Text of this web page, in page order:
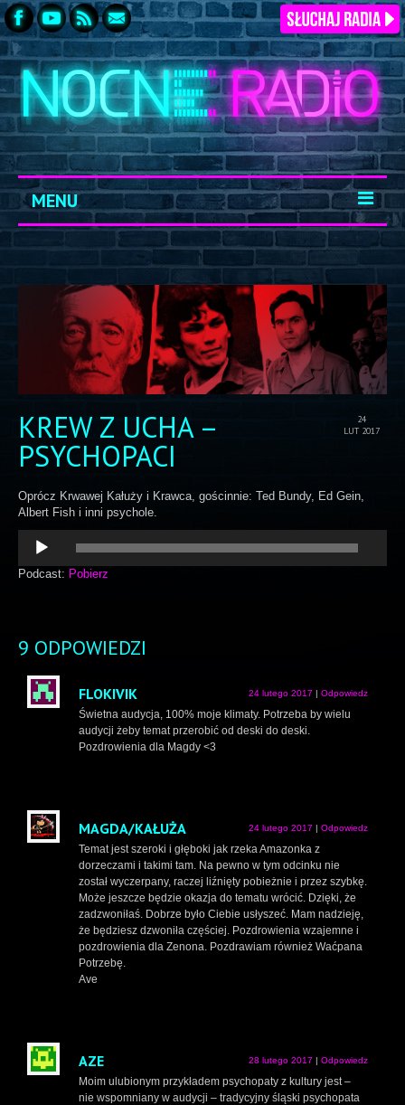
MENU
START
ARCHIWUM
KONTAKT
LOGOWANIE
24
LUT 2017
KREW Z UCHA –
PSYCHOPACI
Oprócz Krwawej Kałuży i Krawca, gościnnie: Ted Bundy, Ed Gein,
Albert Fish i inni psychole.
plików
dźwiękowych
Podcast: Pobierz
9 ODPOWIEDZI
FLOKIVIK 24 lutego 2017 | Odpowiedz
Świetna audycja, 100% moje klimaty. Potrzeba by wielu
audycji żeby temat przerobić od deski do deski.
Pozdrowienia dla Magdy <3
MAGDA/KAŁUŻA 24 lutego 2017 | Odpowiedz
Temat jest szeroki i głęboki jak rzeka Amazonka z
dorzeczami i takimi tam. Na pewno w tym odcinku nie
został wyczerpany, raczej liźnięty pobieżnie i przez szybkę.
Może jeszcze będzie okazja do tematu wrócić. Dzięki, że
zadzwoniłaś. Dobrze było Ciebie usłyszeć. Mam nadzieję,
że będziesz dzwoniła częściej. Pozdrowienia wzajemne i
pozdrowienia dla Zenona. Pozdrawiam również Waćpana
Potrzebę.
Ave
AZE 28 lutego 2017 | Odpowiedz
Moim ulubionym przykładem psychopaty z kultury jest –
nie wspomniany w audycji – tradycyjny śląski psychopata